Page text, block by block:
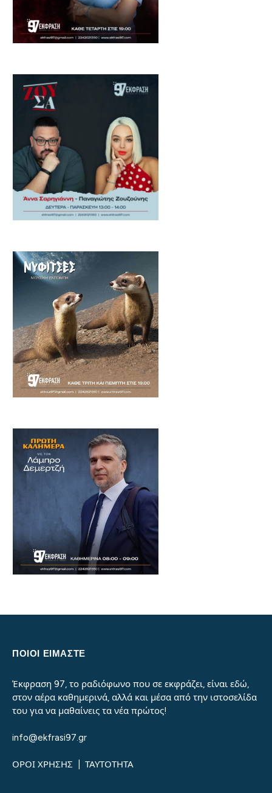
ΠΟΙΟΙ ΕΙΜΑΣΤΕ
Έκφραση 97, το ραδιόφωνο που σε εκφράζει, είναι εδώ,
στον αέρα καθημερινά, αλλά και μέσα από την ιστοσελίδα
του για να μαθαίνεις τα νέα πρώτος!
info@ekfrasi97.gr
ΟΡΟΙ ΧΡΗΣΗΣ ΤΑΥΤΟΤΗΤΑ